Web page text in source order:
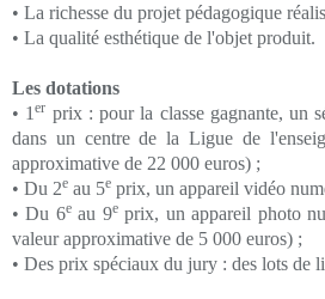
• La richesse du projet pédagogique
• La qualité esthétique de l'objet produit.
Les dotations
• 1er prix : pour la classe gagnante, un
dans un centre de la Ligue de
approximative de 22 000 euros) ;
• Du 2e au 5e prix, un appareil vidéo
• Du 6eau 9eprix, un appareil photo
valeur approximative de 5 000 euros) ;
• Des prix spéciaux du jury : des lots de